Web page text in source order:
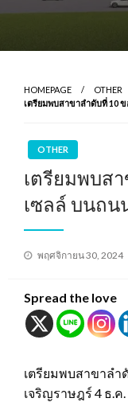
HOMEPAGE
OTHER
เตรียมพบสาขาลำดับที่ 10
OTHER
เตรียมพบส
เซลล์ บนถน
Posted
พฤศจิกายน 30, 2024
Spread the love
เตรียมพบสาขาลำ
เจริญราษฎร์ 4 ธ.ค